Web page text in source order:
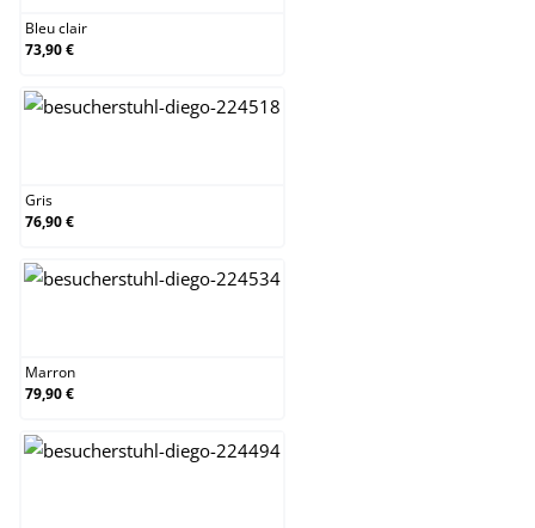
Bleu clair
73,90 €
Gris
76,90 €
Marron
79,90 €